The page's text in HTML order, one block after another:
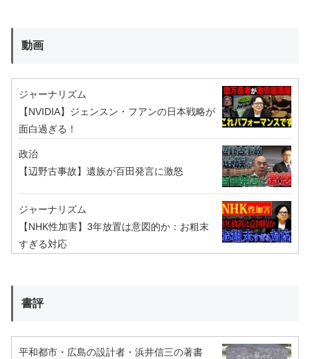
動画
ジャーナリズム
【NVIDIA】ジェンスン・フアンの日本戦略が
面白過ぎる！
政治
【辺野古事故】遺族が百田発言に激怒
ジャーナリズム
【NHK性加害】3年放置は意図的か：お粗末
すぎる対応
書評
平和都市・広島の設計者・浜井信三の著書